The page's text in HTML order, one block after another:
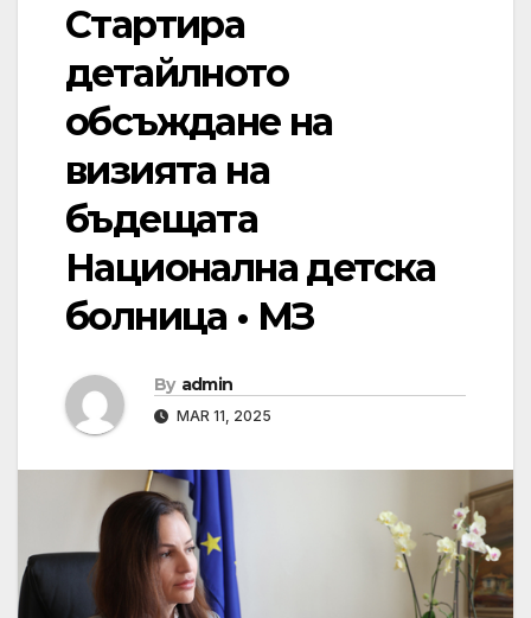
Стартира
детайлното
обсъждане на
визията на
бъдещата
Национална детска
болница • МЗ
By admin
MAR 11, 2025